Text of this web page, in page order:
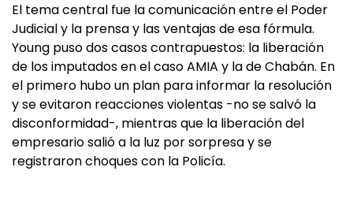
El tema central fue la comunicación entre el Poder
Judicial y la prensa y las ventajas de esa fórmula.
Young puso dos casos contrapuestos: la liberación
de los imputados en el caso AMIA y la de Chabán. En
el primero hubo un plan para informar la resolución
y se evitaron reacciones violentas -no se salvó la
disconformidad-, mientras que la liberación del
empresario salió a la luz por sorpresa y se
registraron choques con la Policía.